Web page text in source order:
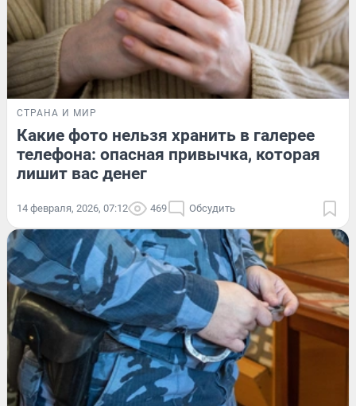
СТРАНА И МИР
Какие фото нельзя хранить в галерее
телефона: опасная привычка, которая
лишит вас денег
14 февраля, 2026, 07:12 469 Обсудить